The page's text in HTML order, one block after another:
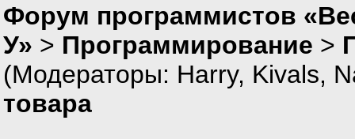
Форум программистов
У» > Программирование >
(Модераторы: Harry, Kivals,
товара